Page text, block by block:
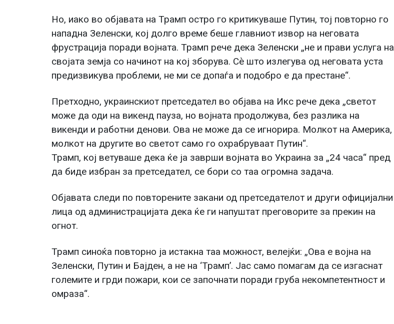
Но, иако во објавата на Трамп остро го критикуваше Путин, тој повторно го
нападна Зеленски, кој долго време беше главниот извор на неговата
фрустрација поради војната. Трамп рече дека Зеленски „не и прави услуга на
својата земја со начинот на кој зборува. Сè што излегува од неговата уста
предизвикува проблеми, не ми се допаѓа и подобро е да престане“.
Претходно, украинскиот претседател во објава на Икс рече дека „светот
може да оди на викенд пауза, но војната продолжува, без разлика на
викенди и работни денови. Ова не може да се игнорира. Молкот на Америка,
молкот на другите во светот само го охрабруваат Путин“.
Трамп, кој ветуваше дека ќе ја заврши војната во Украина за „24 часа“ пред
да биде избран за претседател, се бори со таа огромна задача.
Објавата следи по повторените закани од претседателот и други официјални
лица од администрацијата дека ќе ги напуштат преговорите за прекин на
огнот.
Трамп синоќа повторно ја истакна таа можност, велејќи: „Ова е војна на
Зеленски, Путин и Бајден, а не на ‘Трамп’. Јас само помагам да се изгаснат
големите и грди пожари, кои се започнати поради груба некомпетентност и
омраза“.